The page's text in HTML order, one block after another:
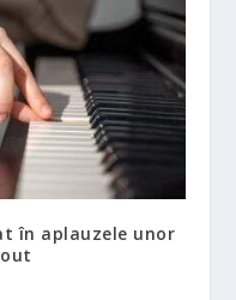
în aplauzele unor